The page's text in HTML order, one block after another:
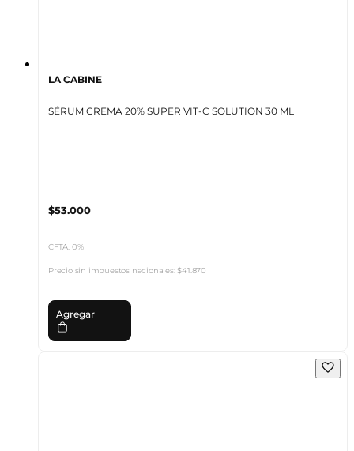
LA CABINE
SÉRUM CREMA 20% SUPER VIT-C SOLUTION 30 ML
$53.000
CFTA: 0%
Precio sin impuestos nacionales:$41.870
Agregar